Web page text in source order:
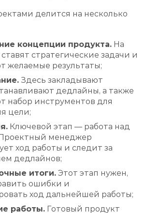
делится на несколько
концепции продукта. На
стратегические задачи и
желаемые результаты;
Здесь закладывают
дедлайны, а также
набор инструментов для
цели;
Ключевой этап — работа над
менеджер
ход работы и следит за
дедлайнов;
итоги. Этот этап нужен,
ошибки и
ход дальнейшей работы;
работы. Готовый продукт